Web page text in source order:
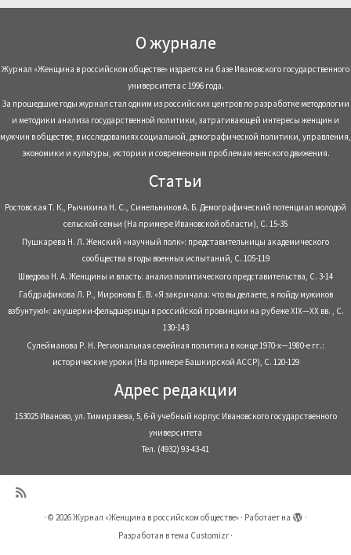
О журнале
Журнал «Женщина в российском обществе» издается на базе Ивановского государственного
университета с 1996 года.
За прошедшие годы журнал стал одним из российских центров по разработке методологии
и методики анализа государственной политики, затрагивающей интересы женщин и
мужчин в обществе, в исследованиях социальной, демографической политики, управления,
экономики и культуры, истории и современным проблемам женского движения.
Статьи
Ростовская Т. К., Рычихина Н. С., Синельников А. Б. Демографический потенциал молодой
сельской семьи (На примере Ивановской области), С. 15-35
Пушкарева Н. Л. Женский «научный полк»: представительницы академического
сообщества в годы военных испытаний, С. 105-119
Шведова Н. А. Женщины и власть: анализ политического представительства, С. 3-14
Габдрафикова Л. Р., Миронова Е. В. «Я закричала: что вы делаете, я пойду мужиков
взбунтую!»: акушерки-фельдшерицы в российской провинции на рубеже XIX—XX вв. , С.
130-143
Сулейманова Р. Н. Региональная семейная политика в конце 1970-х—1980-е гг.:
исторические уроки (На примере Башкирской АССР), С. 120-129
Адрес редакции
153025 Иваново, ул. Тимирязева, 5, 6-й учебный корпус Ивановского государственного
университета
Тел. (4932) 93-43-41
· © 2026Журнал «Женщина в российском обществе» · Работает на
·
Разработан втема Customizr ·